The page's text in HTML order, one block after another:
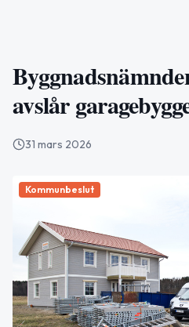
avslår
31 mars 2026
Kommunbeslut